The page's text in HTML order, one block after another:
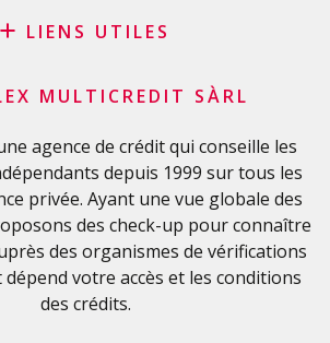
LIENS UTILES
Glossaire financier
FAQ
de contrôle importante
Conditions générales
de confidentialité
MULTICREDIT SÀRL
agence de crédit qui conseille les
depuis 1999 sur tous les
privée. Ayant une vue globale des
des check-up pour connaître
des organismes de vérifications
votre accès et les conditions
des crédits.